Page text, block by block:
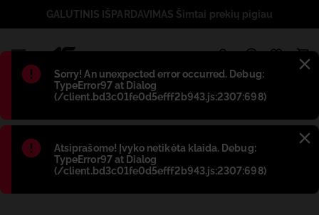
Błąd:
Sorry! An unexpected error occurred. Debug:
TypeError97 at Dialog
(/client.bd3c01fe0d5efff2b943.js:2307:698)
Błąd:
Atsiprašome! Įvyko netikėta klaida. Debug:
TypeError97 at Dialog
(/client.bd3c01fe0d5efff2b943.js:2307:698)
GALUTINIS IŠPARDAVIMAS Šimtai prekių pigiau